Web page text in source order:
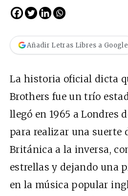
Añadir Letras Libres a Google
La historia oficial dicta
Brothers fue un trío
llegó en 1965 a Londres
para realizar una suerte
Británica a la inversa,
estrellas y dejando una
en la música popular